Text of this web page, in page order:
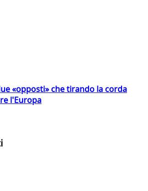
«opposti» che tirando la corda
l'Europa